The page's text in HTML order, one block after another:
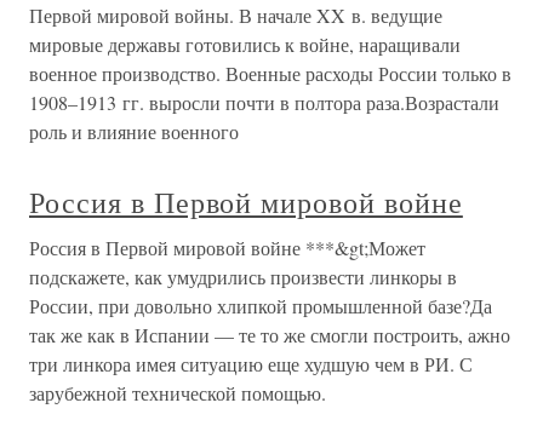
Первой мировой войны. В начале XX в. ведущие
мировые державы готовились к войне, наращивали
военное производство. Военные расходы России только в
1908–1913 гг. выросли почти в полтора раза.Возрастали
роль и влияние военного
Россия в Первой мировой войне
Россия в Первой мировой войне ***&gt;Может
подскажете, как умудрились произвести линкоры в
России, при довольно хлипкой промышленной базе?Да
так же как в Испании — те то же смогли построить, ажно
три линкора имея ситуацию еще худшую чем в РИ. С
зарубежной технической помощью.